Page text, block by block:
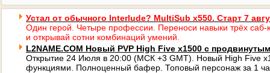
Устал от обычного Interlude? MultiSub x550. Старт 7
Один герой. Четыре профессии. Переноси навыки трёх саб-
и открывай сотни комбинаций умений.
L2NAME.COM Новый PVP High Five x1500 с
Открытие 24 Июля в 20:00 (МСК +3 GMT). Новый High Five
функциями. Полноценный бафер. Топовый персонаж за 1